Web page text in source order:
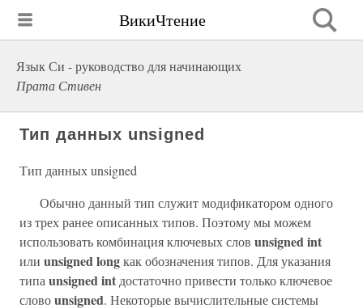
ВикиЧтение
Язык Си - руководство для начинающих
Прата Стивен
Тип данных unsigned
Тип данных unsigned
Обычно данный тип служит модификатором одного
из трех ранее описанных типов. Поэтому мы можем
использовать комбинация ключевых слов unsigned int
или unsigned longкак обозначения типов. Для указания
типа unsigned int достаточно привести только ключевое
словоunsigned. Некоторые вычислительные системы